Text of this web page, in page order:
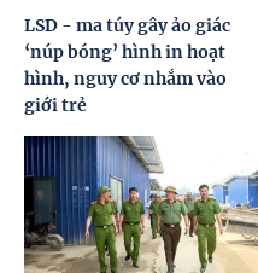
LSD - ma túy gây ảo giác
‘núp bóng’ hình in hoạt
hình, nguy cơ nhắm vào
giới trẻ